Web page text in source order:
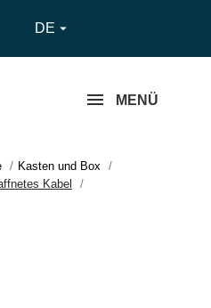
DE 
MENÜ
Kasten und Box
Kabel